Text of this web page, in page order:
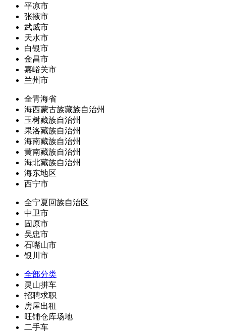
平凉市
张掖市
武威市
天水市
白银市
金昌市
嘉峪关市
兰州市
全青海省
海西蒙古族藏族自治州
玉树藏族自治州
果洛藏族自治州
海南藏族自治州
黄南藏族自治州
海北藏族自治州
海东地区
西宁市
全宁夏回族自治区
中卫市
固原市
吴忠市
石嘴山市
银川市
全部分类
灵山拼车
招聘求职
房屋出租
旺铺仓库场地
二手车